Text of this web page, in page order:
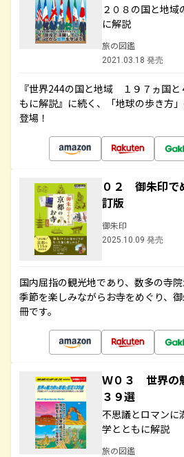
２０８の国と地域
に解説
旅の図鑑
2021.03.18 発売
『世界244の国と地域 １９７ヵ国と
もに解説』に続く、「地球の歩き方
登場！
０２ 御朱印で
訂版
御朱印
2025.10.09 発売
国内屈指の観光地であり、数多の寺
季節を楽しみながらお寺をめぐり、
冊です。
Ｗ０３ 世界の
３９選
不思議とロマンに
学とともに解説
旅の図鑑